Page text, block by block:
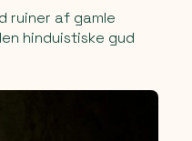
ruiner af gamle
hinduistiske gud